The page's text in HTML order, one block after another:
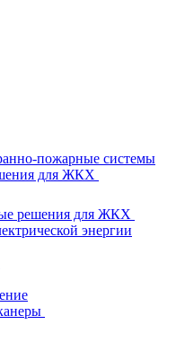
пожарные системы
для ЖКХ
решения для ЖКХ
энергии